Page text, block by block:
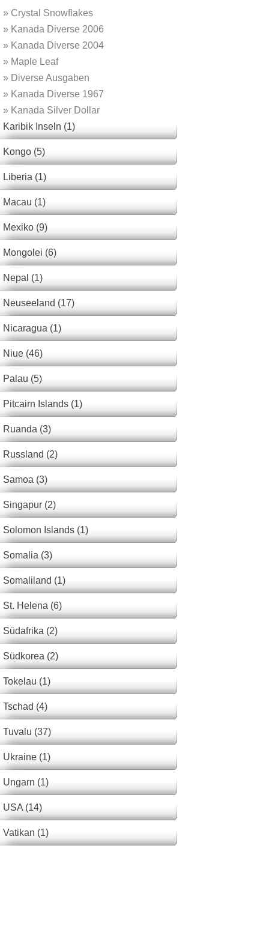
» Crystal Snowflakes
» Kanada Diverse 2006
» Kanada Diverse 2004
» Maple Leaf
» Diverse Ausgaben
» Kanada Diverse 1967
» Kanada Silver Dollar
Karibik Inseln (1)
Kongo (5)
Liberia (1)
Macau (1)
Mexiko (9)
Mongolei (6)
Nepal (1)
Neuseeland (17)
Nicaragua (1)
Niue (46)
Palau (5)
Pitcairn Islands (1)
Ruanda (3)
Russland (2)
Samoa (3)
Singapur (2)
Solomon Islands (1)
Somalia (3)
Somaliland (1)
St. Helena (6)
Südafrika (2)
Südkorea (2)
Tokelau (1)
Tschad (4)
Tuvalu (37)
Ukraine (1)
Ungarn (1)
USA (14)
Vatikan (1)